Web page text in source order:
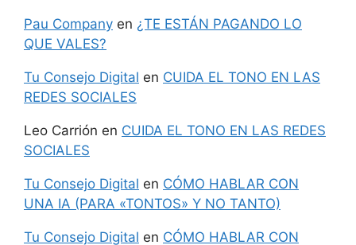
Pau Company en ¿TE ESTÁN PAGANDO LO
QUE VALES?
Tu Consejo Digital en CUIDA EL TONO EN LAS
REDES SOCIALES
Leo Carrión en CUIDA EL TONO EN LAS REDES
SOCIALES
Tu Consejo Digital en CÓMO HABLAR CON
UNA IA (PARA «TONTOS» Y NO TANTO)
Tu Consejo Digital en CÓMO HABLAR CON